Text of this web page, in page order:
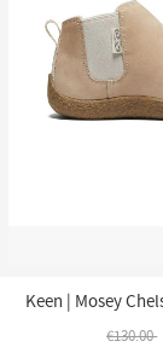
Keen | Mosey
Damen-
€130.00